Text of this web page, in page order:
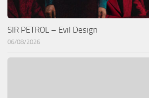
SIR PETROL – Evil Design
06/08/2026